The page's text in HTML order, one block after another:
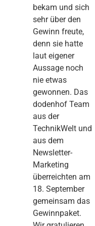
bekam und sich
sehr über den
Gewinn freute,
denn sie hatte
laut eigener
Aussage noch
nie etwas
gewonnen. Das
dodenhof Team
aus der
TechnikWelt und
aus dem
Newsletter-
Marketing
überreichten am
18. September
gemeinsam das
Gewinnpaket.